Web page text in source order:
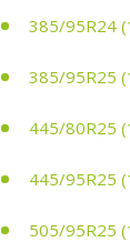
385/95R24
385/95R25
445/80R25
445/95R25
505/95R25